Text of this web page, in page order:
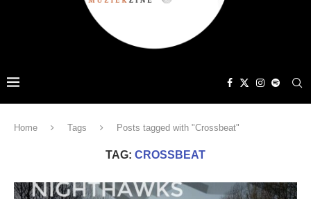
Home Tags Posts tagged with "Crossbeat"
TAG: CROSSBEAT